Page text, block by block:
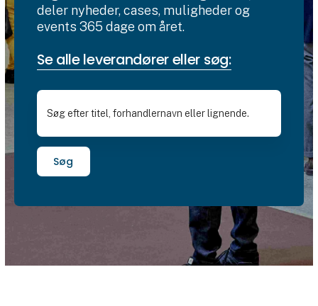
deler nyheder, cases, muligheder og
events 365 dage om året.
Se alle leverandører eller søg:
Søg